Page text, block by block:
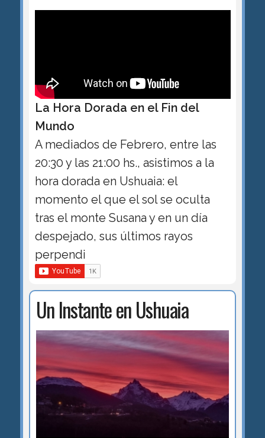
La Hora Dorada en el Fin del
Mundo
A mediados de Febrero, entre las
20:30 y las 21:00 hs., asistimos a la
hora dorada en Ushuaia: el
momento el que el sol se oculta
tras el monte Susana y en un día
despejado, sus últimos rayos
perpendi
Un Instante en Ushuaia